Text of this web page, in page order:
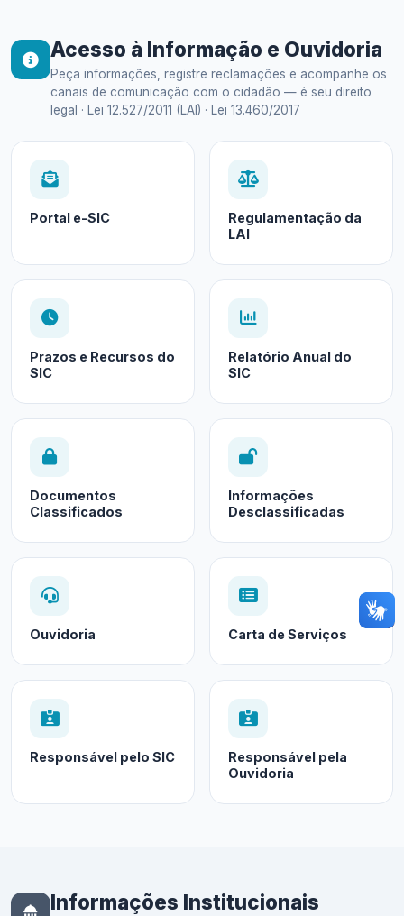
Acesso à Informação e Ouvidoria
Peça informações, registre reclamações e acompanhe os
canais de comunicação com o cidadão — é seu direito
legal · Lei 12.527/2011 (LAI) · Lei 13.460/2017
Portal e-SIC
Regulamentação da
LAI
Prazos e Recursos do
SIC
Relatório Anual do
SIC
Documentos
Classificados
Informações
Desclassificadas
Ouvidoria Carta de Serviços
Responsável pelo SIC
Responsável pela
Ouvidoria
Informações Institucionais